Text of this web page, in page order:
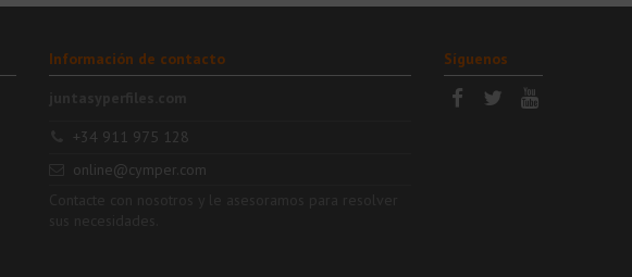
Información de contacto
+34 911 975 128
online@cymper.com
Síguenos